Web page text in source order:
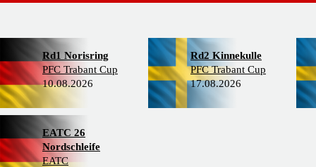
Rd1 Norisring
PFC Trabant Cup
10.08.2026
Rd2 Kinnekulle
PFC Trabant Cup
17.08.2026
EATC 26
Nordschleife
EATC